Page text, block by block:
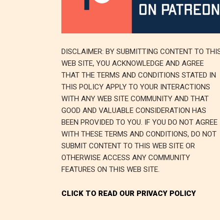
DISCLAIMER: BY SUBMITTING CONTENT TO
WEB SITE, YOU ACKNOWLEDGE AND AGREE
THAT THE TERMS AND CONDITIONS STATED IN
THIS POLICY APPLY TO YOUR INTERACTIONS
WITH ANY WEB SITE COMMUNITY AND THAT
GOOD AND VALUABLE CONSIDERATION HAS
BEEN PROVIDED TO YOU. IF YOU DO NOT AGREE
WITH THESE TERMS AND CONDITIONS, DO NOT
SUBMIT CONTENT TO THIS WEB SITE OR
OTHERWISE ACCESS ANY COMMUNITY
FEATURES ON THIS WEB SITE.
CLICK TO READ OUR PRIVACY POLICY